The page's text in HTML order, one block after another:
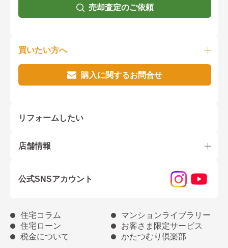
売却査定のご依頼
買いたい方へ
購入に関するお問合せ
リフォームしたい
店舗情報
公式SNSアカウント
住宅コラム
マンションライブラリー
住宅ローン
お客さま限定サービス
税金について
かたつむり倶楽部